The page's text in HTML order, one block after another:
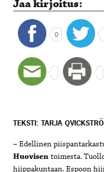
Jaa kirjoitus:
0
TEKSTI: TARJA
–Edellinen
Huovisentoimesta.
hiippakuntaan. Espoon